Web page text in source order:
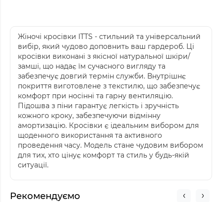
Жіночі кросівки ITTS - стильний та універсальний
вибір, який чудово доповнить ваш гардероб. Ці
кросівки виконані з якісної натуральної шкіри/
замші, що надає їм сучасного вигляду та
забезпечує довгий термін служби. Внутрішнє
покриття виготовлене з текстилю, що забезпечує
комфорт при носінні та гарну вентиляцію.
Підошва з піни гарантує легкість і зручність
кожного кроку, забезпечуючи відмінну
амортизацію. Кросівки є ідеальним вибором для
щоденного використання та активного
проведення часу. Модель стане чудовим вибором
для тих, хто цінує комфорт та стиль у будь-якій
ситуації.
Рекомендуємо